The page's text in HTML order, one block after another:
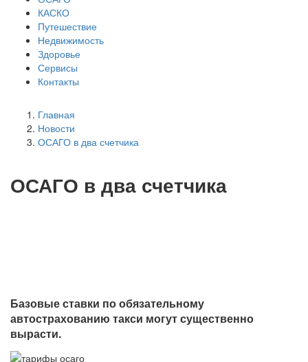
КАСКО
Путешествие
Недвижимость
Здоровье
Сервисы
Контакты
Главная
Новости
ОСАГО в два счетчика
ОСАГО в два счетчика
Базовые ставки по обязательному
автострахованию такси могут существенно
вырасти.